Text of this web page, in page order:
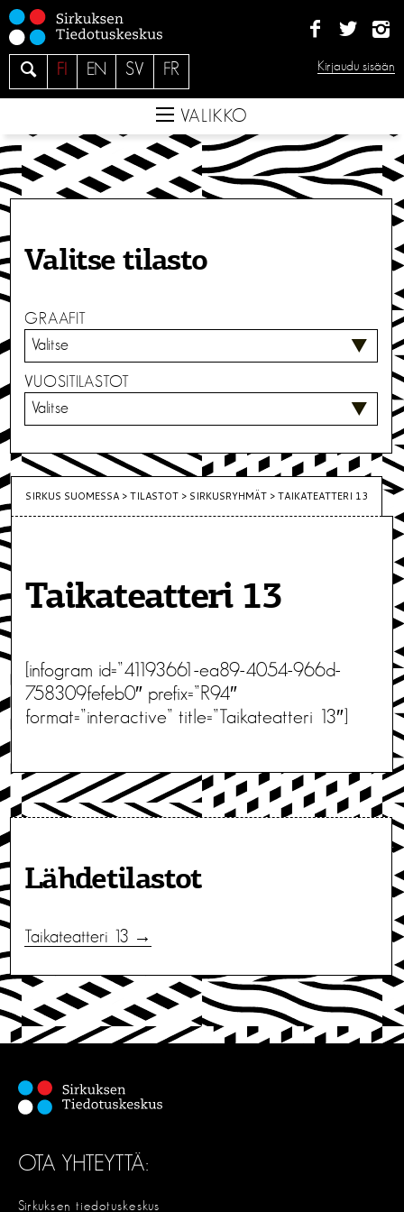
r
s
i
l
t
ö
n
a
FI EN SV FR Kirjaudu sisään
VALIKKO
Valitse tilasto
GRAAFIT
VUOSITILASTOT
SIRKUS SUOMESSA >TILASTOT > SIRKUSRYHMÄT >TAIKATEATTERI 13
Taikateatteri 13
[infogram id=”41193661-ea89-4054-966d-
758309fefeb0″ prefix=”R94″
format=”interactive” title=”Taikateatteri 13″]
Lähdetilastot
Taikateatteri 13 →
OTA YHTEYTTÄ:
Sirkuksen tiedotuskeskus